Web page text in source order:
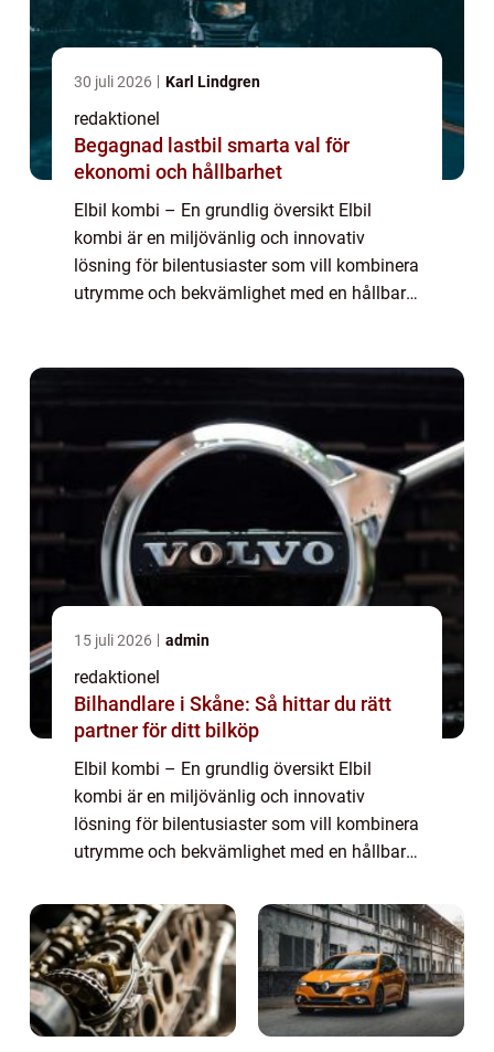
30 juli 2026 Karl Lindgren
redaktionel
Begagnad lastbil smarta val för
ekonomi och hållbarhet
Elbil kombi – En grundlig översikt Elbil
kombi är en miljövänlig och innovativ
lösning för bilentusiaster som vill kombinera
utrymme och bekvämlighet med en hållbar
15 juli 2026 admin
redaktionel
Bilhandlare i Skåne: Så hittar du rätt
partner för ditt bilköp
Elbil kombi – En grundlig översikt Elbil
kombi är en miljövänlig och innovativ
lösning för bilentusiaster som vill kombinera
utrymme och bekvämlighet med en hållbar
elektrisk drivkraft erbjuder elbil komb...